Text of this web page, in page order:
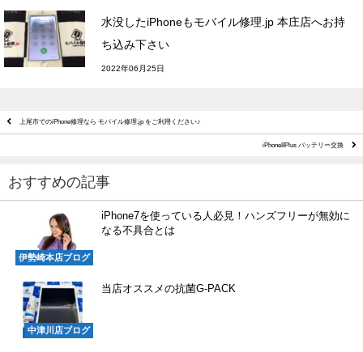
水没したiPhoneもモバイル修理.jp 本庄店へお持
ち込み下さい
2022年06月25日
上尾市でのiPhone修理なら モバイル修理.jp をご利用ください♪
iPhone8Plus バッテリー交換
おすすめの記事
伊勢崎本店ブログ
iPhone7を使っている人必見！ハンズフリーが無効に
なる不具合とは
中津川店ブログ
当店オススメの抗菌G-PACK